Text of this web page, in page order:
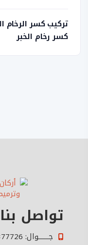
كسر رخام الخبر
تواصل بنا
جـــــــوال: 0552377726